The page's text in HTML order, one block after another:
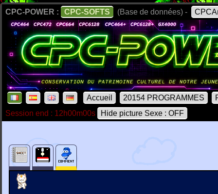
CPC-POWER : CPC-SOFTS (Base de données) -
Accueil 20154 PROGRAMMES
Session end : 12h00m00s
Hide picture Sexe : OFF